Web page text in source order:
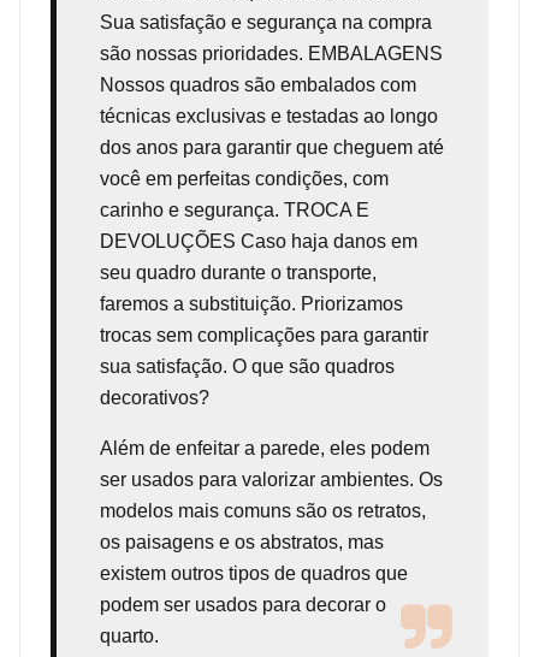
Sua satisfação e segurança na compra
são nossas prioridades. EMBALAGENS
Nossos quadros são embalados com
técnicas exclusivas e testadas ao longo
dos anos para garantir que cheguem até
você em perfeitas condições, com
carinho e segurança. TROCA E
DEVOLUÇÕES Caso haja danos em
seu quadro durante o transporte,
faremos a substituição. Priorizamos
trocas sem complicações para garantir
sua satisfação. O que são quadros
decorativos?
Além de enfeitar a parede, eles podem
ser usados para valorizar ambientes. Os
modelos mais comuns são os retratos,
os paisagens e os abstratos, mas
existem outros tipos de quadros que
podem ser usados para decorar o
quarto.